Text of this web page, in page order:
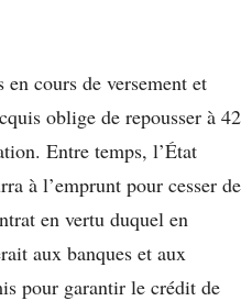
cours de versement et
oblige de repousser à 42
Entre temps, l’État
à l’emprunt pour cesser de
en vertu duquel en
aux banques et aux
pour garantir le crédit de